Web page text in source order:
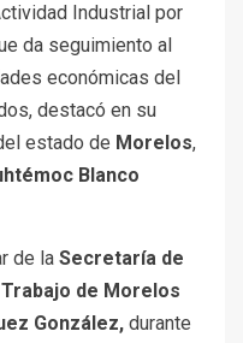
Industrial por
da seguimiento al
económicas del
destacó en su
estado de Morelos,
Blanco
de la Secretaría de
de Morelos
González, durante